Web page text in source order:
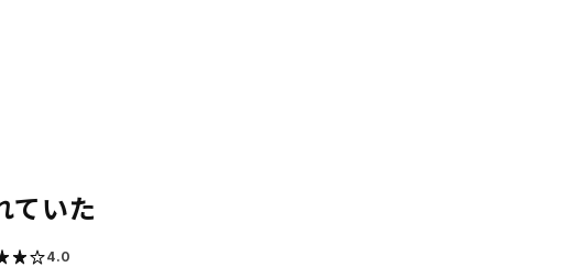
ていた
4.0